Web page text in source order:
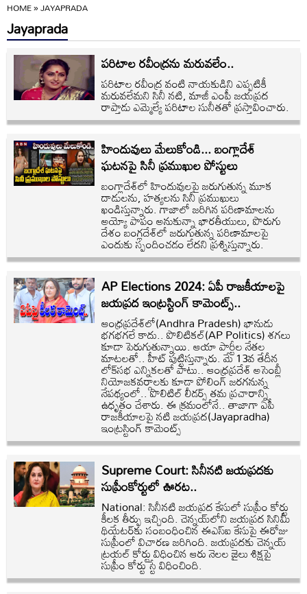
HOME»JAYAPRADA
Jayaprada
పరిటాల రవీంద్రను మరువలేం..
పరిటాల రవీంద్ర వంటి నాయకుడిని ఎప్పటికీ
మరువలేమని సినీ నటి, మాజీ ఎంపీ జయప్రద
రాప్తాడు ఎమ్మెల్యే పరిటాల సునీతతో ప్రస్తావించారు.
హిందువులు మేలుకోండి... బంగ్లాదేశ్
ఘటనపై సినీ ప్రముఖుల పోస్టులు
బంగ్లాదేశ్‌లో హిందువులపై జరుగుతున్న మూక
దాడులను, హత్యలను సినీ ప్రముఖులు
ఖండిస్తున్నారు. గాజాలో జరిగిన పరిణామాలను
అయ్యో పాపం అనుకున్నా భారతీయులు, పొరుగు
దేశం బంగ్లదేశ్‌లో జరుగుతున్న పరిణామాలపై
ఎందుకు స్పందించడం లేదని ప్రశ్నిస్తున్నారు.
AP Elections 2024: ఏపీ రాజకీయాలపై
జయప్రద ఇంట్రస్టింగ్ కామెంట్స్..
ఆంధ్రప్రదేశ్‌లో(Andhra Pradesh) భానుడు
భగభగలే కాదు.. పొలిటికల్(AP Politics) శగలు
కూడా పెరుగుతున్నాయి. ఆయా పార్టీల నేతల
మాటలతో.. హీట్ పుట్టిస్తున్నారు. మే 13వ తేదీన
లోక్‌సభ ఎన్నికలతో పాటు.. ఆంధ్రప్రదేశ్‌ అసెంబ్లీ
నియోజకవర్గాలకు కూడా పోలింగ్ జరగనున్న
నేపథ్యంలో.. పొలిటిల్ లీడర్స్ తమ ప్రచారాన్ని
ఉధృతం చేశారు. ఈ క్రమంలోనే.. తాజాగా ఏపీ
రాజకీయాలపై నటి జయప్రద(Jayapradha)
ఇంట్రస్టింగ్ కామెంట్స్
Supreme Court: సినీనటి జయప్రదకు
సుప్రీంకోర్టులో ఊరట..
National: సినీనటి జయప్రద కేసులో సుప్రీం కోర్టు
కీలక తీర్పు ఇచ్చింది. చెన్నయ్‌లోని జయప్రద సినిమీ
థియేటర్‌కు సంబంధించిన ఈఎస్‌ఐ కేసుపై ఈరోజు
సుప్రీంలో విచారణ జరిగింది. జయప్రదకు చెన్నయ్
ట్రయల్ కోర్టు విధించిన ఆరు నెలల జైలు శిక్షపై
సుప్రీం కోర్టు స్టే విధించింది.